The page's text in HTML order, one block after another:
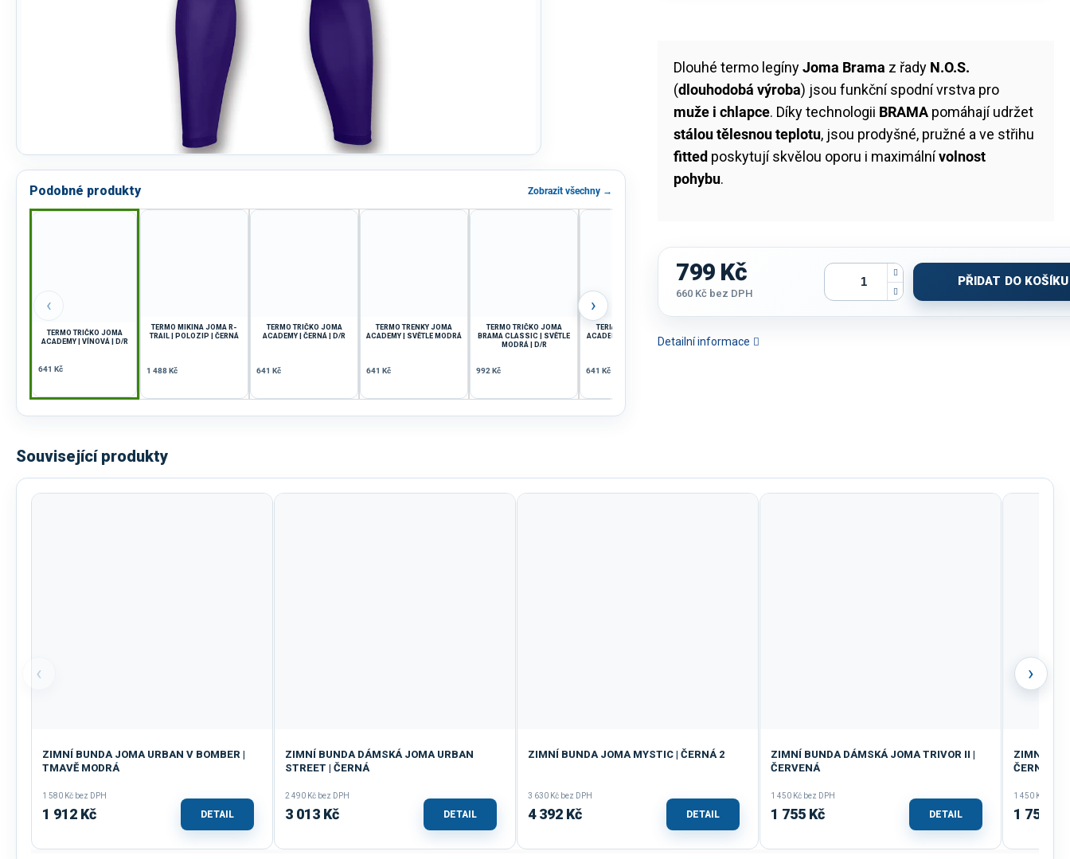
Podobné produkty Zobrazit všechny →
‹
TERMO TRIČKO JOMA
ACADEMY | VÍNOVÁ | D/R
641 Kč
TERMO MIKINA JOMA R-
TRAIL | POLOZIP | ČERNÁ
1 488 Kč
TERMO TRIČKO JOMA
ACADEMY | ČERNÁ | D/R
641 Kč
TERMO TRENKY JOMA
ACADEMY | SVĚTLE MODRÁ
641 Kč
TERMO TRIČKO JOMA
BRAMA CLASSIC | SVĚTLE
MODRÁ | D/R
992 Kč
TERMO TRIČKO JOMA
ACADEMY | RŮŽOVÁ FLUO |
641 Kč
CLASSIC | BÍLÁ | D/R
›
Dlouhé termo legínyJoma Brama z řady N.O.S.
(dlouhodobá výroba) jsou funkční spodní vrstva pro
muže i chlapce. Díky technologii BRAMA pomáhají udržet
stálou tělesnou teplotu, jsou prodyšné, pružné a ve střihu
fitted poskytují skvělou oporu i maximálnívolnost
pohybu.
Detailní informace
799 Kč
660 Kč bez DPH
PŘIDAT DO KOŠÍKU
Související produkty
‹
ZIMNÍ BUNDA JOMA URBAN V BOMBER |
TMAVĚ MODRÁ
1 580 Kč bez DPH
1 912 Kč DETAIL
ZIMNÍ BUNDA DÁMSKÁ JOMA URBAN
STREET | ČERNÁ
2 490 Kč bez DPH
3 013 Kč DETAIL
ZIMNÍ BUNDA JOMA MYSTIC | ČERNÁ 2
3 630 Kč bez DPH
4 392 Kč DETAIL
ZIMNÍ BUNDA DÁMSKÁ JOMA TRIVOR II |
ČERVENÁ
1 450 Kč bez DPH
1 755 Kč DETAIL
ZIMNÍ
ČERNÁ-
1 450 Kč bez
1 755 Kč
›